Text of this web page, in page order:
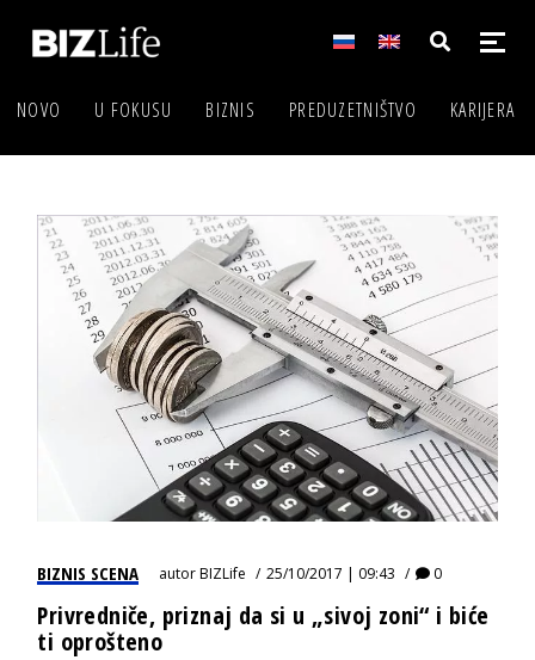
NOVO U FOKUSU BIZNIS PREDUZETNIŠTVO KARIJERA
BIZNIS SCENA autorBIZLife 25/10/2017 | 09:43 0
Privredniče, priznaj da si u „sivoj zoni“ i biće
ti oprošteno